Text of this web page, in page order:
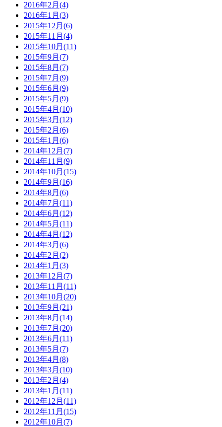
2016年2月(4)
2016年1月(3)
2015年12月(6)
2015年11月(4)
2015年10月(11)
2015年9月(7)
2015年8月(7)
2015年7月(9)
2015年6月(9)
2015年5月(9)
2015年4月(10)
2015年3月(12)
2015年2月(6)
2015年1月(6)
2014年12月(7)
2014年11月(9)
2014年10月(15)
2014年9月(16)
2014年8月(6)
2014年7月(11)
2014年6月(12)
2014年5月(11)
2014年4月(12)
2014年3月(6)
2014年2月(2)
2014年1月(3)
2013年12月(7)
2013年11月(11)
2013年10月(20)
2013年9月(21)
2013年8月(14)
2013年7月(20)
2013年6月(11)
2013年5月(7)
2013年4月(8)
2013年3月(10)
2013年2月(4)
2013年1月(11)
2012年12月(11)
2012年11月(15)
2012年10月(7)